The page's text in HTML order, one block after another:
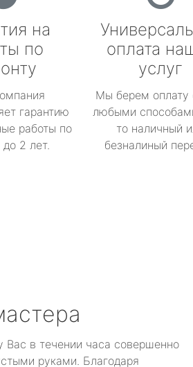
на
по
гарантию
работы по
2 лет.
оплата
услуг
Мы берем оплату
любыми
то наличный
безналиный
Вас в течении часа совершенно
руками. Благодаря